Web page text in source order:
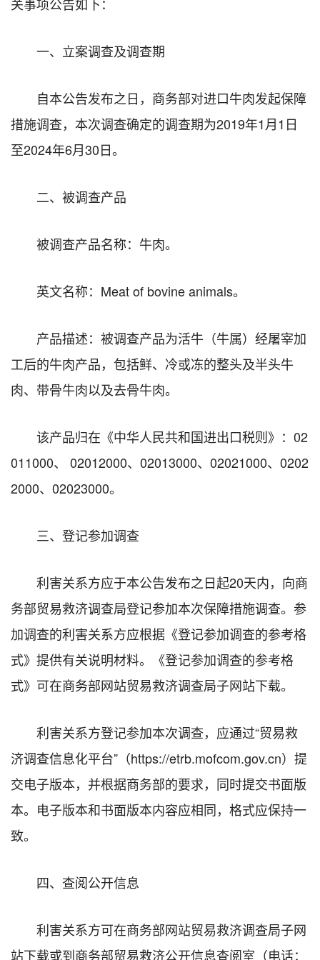
一、立案调查及调查期
自本公告发布之日，商务部对进口牛肉发起保障
措施调查，本次调查确定的调查期为2019年1月1日
至2024年6月30日。
二、被调查产品
被调查产品名称：牛肉。
英文名称：Meat of bovine animals。
产品描述：被调查产品为活牛（牛属）经屠宰加
工后的牛肉产品，包括鲜、冷或冻的整头及半头牛
肉、带骨牛肉以及去骨牛肉。
该产品归在《中华人民共和国进出口税则》：02
011000、 02012000、02013000、02021000、0202
2000、02023000。
三、登记参加调查
利害关系方应于本公告发布之日起20天内，向商
务部贸易救济调查局登记参加本次保障措施调查。参
加调查的利害关系方应根据《登记参加调查的参考格
式》提供有关说明材料。《登记参加调查的参考格
式》可在商务部网站贸易救济调查局子网站下载。
利害关系方登记参加本次调查，应通过“贸易救
济调查信息化平台”（https://etrb.mofcom.gov.cn）提
交电子版本，并根据商务部的要求，同时提交书面版
本。电子版本和书面版本内容应相同，格式应保持一
致。
四、查阅公开信息
利害关系方可在商务部网站贸易救济调查局子网
站下载或到商务部贸易救济公开信息查阅室（电话：